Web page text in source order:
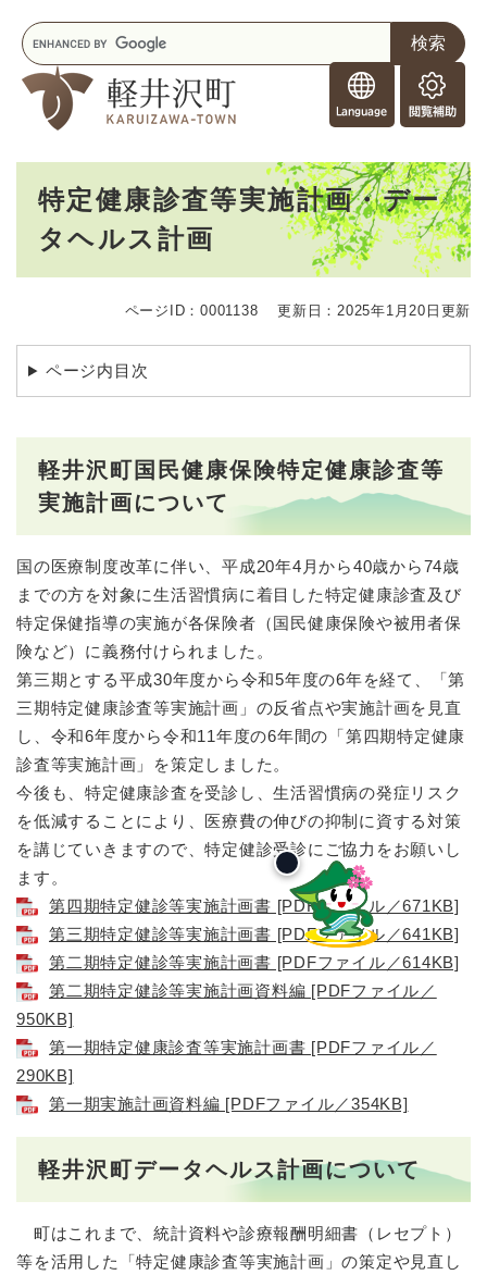
o
r
e
i
g
n
s
閲
覧
助
キ
ー
ワ
特定健康診査等実施計画・デー
タヘルス計画
ページID：0001138 更新日：2025年1月20日更新
ページ内目次
軽井沢町国民健康保険特定健康診査等
実施計画について
国の医療制度改革に伴い、平成20年4月から40歳から74歳
までの方を対象に生活習慣病に着目した特定健康診査及び
特定保健指導の実施が各保険者（国民健康保険や被用者保
険など）に義務付けられました。
第三期とする平成30年度から令和5年度の6年を経て、「第
三期特定健康診査等実施計画」の反省点や実施計画を見直
し、令和6年度から令和11年度の6年間の「第四期特定健康
診査等実施計画」を策定しました。
今後も、特定健康診査を受診し、生活習慣病の発症リスク
を低減することにより、医療費の伸びの抑制に資する対策
を講じていきますので、特定健診受診にご協力をお願いし
ます。
第四期特定健診等実施計画書 [PDFファイル／671KB]
第三期特定健診等実施計画書 [PDFファイル／641KB]
第二期特定健診等実施計画書 [PDFファイル／614KB]
第二期特定健診等実施計画資料編 [PDFファイル／
950KB]
第一期特定健康診査等実施計画書 [PDFファイル／
290KB]
第一期実施計画資料編 [PDFファイル／354KB]
軽井沢町データヘルス計画について
町はこれまで、統計資料や診療報酬明細書（レセプト）
等を活用した「特定健康診査等実施計画」の策定や見直し